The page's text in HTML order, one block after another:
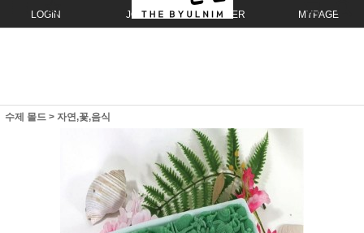
LOGIN JOIN ORDER MYPAGE
수제 몰드 > 자연,꽃,음식